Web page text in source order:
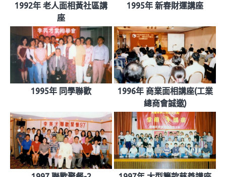
1992年 老人面相黃社區講
座
1995年 新春財運講座
1995年 同學聯歡
1996年 商業面相講座(工業
總商會誠邀)